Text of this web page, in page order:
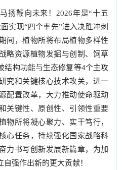
扬鞭向未来！2026年是“十五
实现“四个率先”进入决胜冲刺
间，植物所将布局植物多样性
略资源植物发掘与创制、饲草
结构功能与生态修复等4个主攻
究和关键核心技术攻关，进一
配置改革，大力推动使命驱动
关键性、原创性、引领性重要
物所将凝心聚力、实干笃行，
心任务，持续强化国家战略科
力书写创新发展新篇章，为加
强作出新的更大贡献！